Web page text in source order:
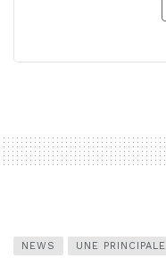
NEWS UNE PRINCIPALE